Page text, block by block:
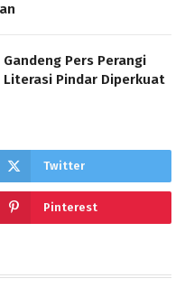
Gandeng Pers Perangi
Pindar Diperkuat
Twitter
Pinterest